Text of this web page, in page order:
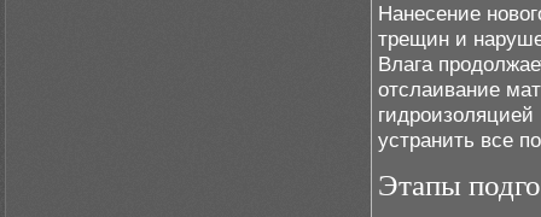
Нанесение
трещин и
Влага
отслаивание
устранить все
Этапы